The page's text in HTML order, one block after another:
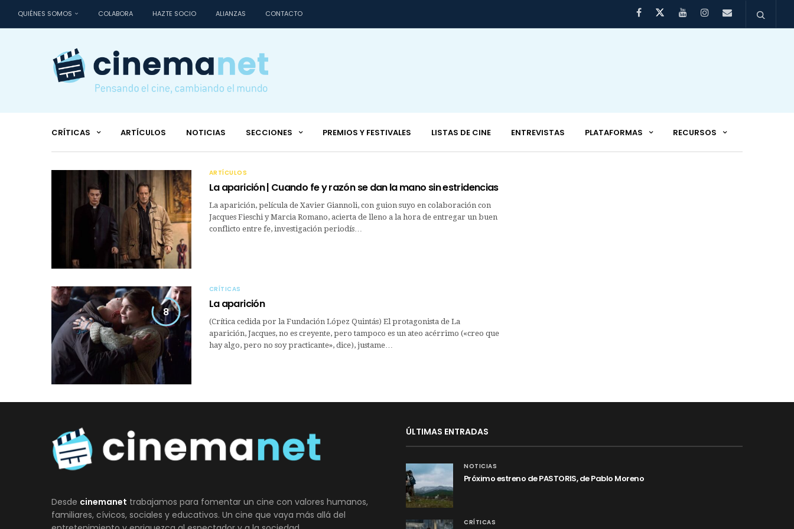
QUIÉNES SOMOS COLABORA HAZTE SOCIO ALIANZAS CONTACTO
CRÍTICAS ARTÍCULOS NOTICIAS SECCIONES PREMIOS Y FESTIVALES LISTAS DE CINE ENTREVISTAS PLATAFORMAS RECURSOS
ARTÍCULOS
La aparición | Cuando fe y razón se dan la mano sin estridencias
La aparición, película de Xavier Giannoli, con guion suyo en colaboración con
Jacques Fieschi y Marcia Romano, acierta de lleno a la hora de entregar un buen
conflicto entre fe, investigación periodís…
8
CRÍTICAS
La aparición
(Crítica cedida por la Fundación López Quintás) El protagonista de La
aparición, Jacques, no es creyente, pero tampoco es un ateo acérrimo («creo que
hay algo, pero no soy practicante», dice), justame…
Desde cinemanet trabajamos para fomentar un cine con valores humanos,
familiares, cívicos, sociales y educativos. Un cine que vaya más allá del
ÚLTIMAS ENTRADAS
NOTICIAS
Próximo estreno de PASTORIS, de Pablo Moreno
CRÍTICAS